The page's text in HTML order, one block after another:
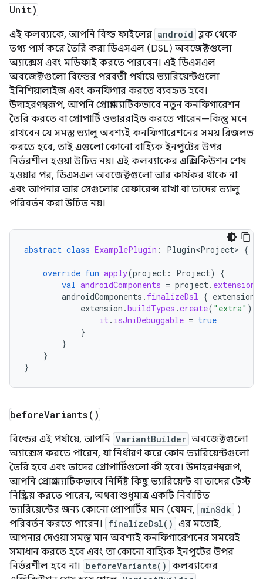
Unit)
এই কলব্যাকে, আপনি বিল্ড ফাইলের android ব্লক থেকে
তথ্য পার্স করে তৈরি করা ডিএসএল (DSL) অবজেক্টগুলো
অ্যাক্সেস এবং মডিফাই করতে পারবেন। এই ডিএসএল
অবজেক্টগুলো বিল্ডের পরবর্তী পর্যায়ে ভ্যারিয়েন্টগুলো
ইনিশিয়ালাইজ এবং কনফিগার করতে ব্যবহৃত হবে।
উদাহরণস্বরূপ, আপনি প্রোগ্রাম্যাটিকভাবে নতুন কনফিগারেশন
তৈরি করতে বা প্রোপার্টি ওভাররাইড করতে পারেন—কিন্তু মনে
রাখবেন যে সমস্ত ভ্যালু অবশ্যই কনফিগারেশনের সময় রিজলভ
করতে হবে, তাই এগুলো কোনো বাহ্যিক ইনপুটের উপর
নির্ভরশীল হওয়া উচিত নয়। এই কলব্যাকের এক্সিকিউশন শেষ
হওয়ার পর, ডিএসএল অবজেক্টগুলো আর কার্যকর থাকে না
এবং আপনার আর সেগুলোর রেফারেন্স রাখা বা তাদের ভ্যালু
পরিবর্তন করা উচিত নয়।
abstract class ExamplePlugin : Plugin<Project> {
override fun apply(project : Project)
{
val androidComponents = project. extensions
androidComponents . finalizeDsl { extension
extension .buildTypes .create( "extra" ).
it. isJniDebuggable = true
}
}
}
}
beforeVariants()
বিল্ডের এই পর্যায়ে, আপনি VariantBuilder অবজেক্টগুলো
অ্যাক্সেস করতে পারেন, যা নির্ধারণ করে কোন ভ্যারিয়েন্টগুলো
তৈরি হবে এবং তাদের প্রোপার্টিগুলো কী হবে। উদাহরণস্বরূপ,
আপনি প্রোগ্রাম্যাটিকভাবে নির্দিষ্ট কিছু ভ্যারিয়েন্ট বা তাদের টেস্ট
নিষ্ক্রিয় করতে পারেন, অথবা শুধুমাত্র একটি নির্বাচিত
ভ্যারিয়েন্টের জন্য কোনো প্রোপার্টির মান (যেমন, minSdk
)
পরিবর্তন করতে পারেন।
finalizeDsl() এর মতোই,
আপনার দেওয়া সমস্ত মান অবশ্যই কনফিগারেশনের সময়েই
সমাধান করতে হবে এবং তা কোনো বাহ্যিক ইনপুটের উপর
নির্ভরশীল হবে না।
beforeVariants() কলব্যাকের